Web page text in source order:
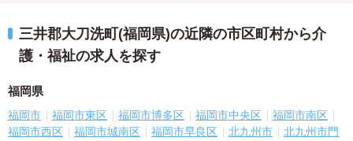
三井郡大刀洗町(福岡県)の近隣の市区町村から介
護・福祉の求人を探す
福岡県
福岡市 福岡市東区 福岡市博多区 福岡市中央区
福岡市南区
福岡市西区
福岡市城南区 福岡市早良区 北九州市
北九州市門